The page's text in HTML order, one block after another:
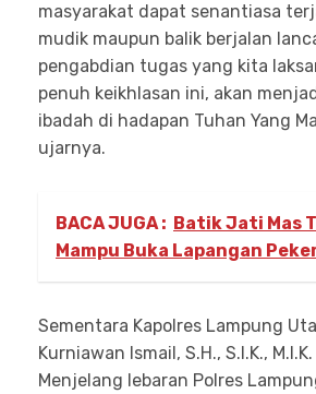
masyarakat dapat senantiasa
mudik maupun balik berjalan
pengabdian tugas yang kita
penuh keikhlasan ini, akan
ibadah di hadapan Tuhan Yang
ujarnya.
BACA JUGA : Batik Jati Mas
Mampu Buka Lapangan
Sementara Kapolres Lampung
Kurniawan Ismail, S.H., S.I.K.,
Menjelang lebaran Polres